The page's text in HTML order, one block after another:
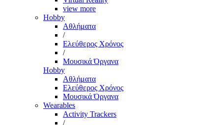
view more
Hobby
Αθλήματα
/
Ελεύθερος Χρόνος
/
Μουσικά Όργανα
Hobby
Αθλήματα
Ελεύθερος Χρόνος
Μουσικά Όργανα
Wearables
Activity Trackers
/